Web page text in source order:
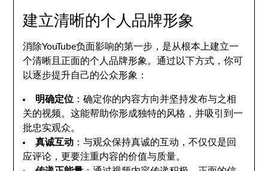
建立清晰的个人品牌形象
消除YouTube负面影响的第一步，是从根本上建立一
个清晰且正面的个人品牌形象。通过以下方式，你可
以逐步提升自己的公众形象：
明确定位 ：确定你的内容方向并坚持发布与之相
关的视频。这能帮助你形成独特的风格，并吸引到一
批忠实观众。
真诚互动 ：与观众保持真诚的互动，不仅仅是回
应评论，更要注重内容的价值与质量。